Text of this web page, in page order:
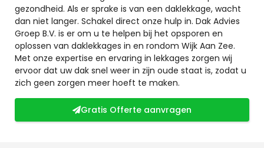
gezondheid. Als er sprake is van een daklekkage, wacht
dan niet langer. Schakel direct onze hulp in. Dak Advies
Groep B.V. is er om u te helpen bij het opsporen en
oplossen van daklekkages in en rondom Wijk Aan Zee.
Met onze expertise en ervaring in lekkages zorgen wij
ervoor dat uw dak snel weer in zijn oude staat is, zodat u
zich geen zorgen meer hoeft te maken.
Gratis Offerte aanvragen